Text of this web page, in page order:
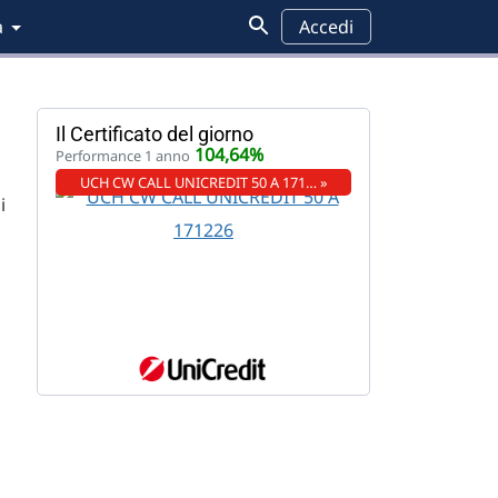
Accedi
Il Certificato del giorno
Performance 1 anno 104,64%
UCH CW CALL UNICREDIT 50 A 171… »